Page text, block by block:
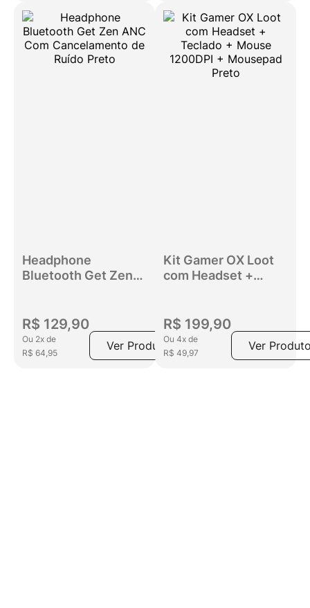
Headphone
Bluetooth Get Zen
Ruído Preto
R$ 129,90
Ou 2x de
R$ 64,95
Ver Produto
Kit Gamer OX Loot
com Headset +
Mousepad Preto
R$ 199,90
Ou 4x de
R$ 49,97
Ver